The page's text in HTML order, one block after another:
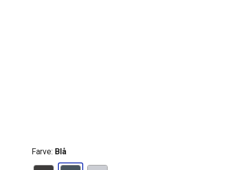
Farve: Blå